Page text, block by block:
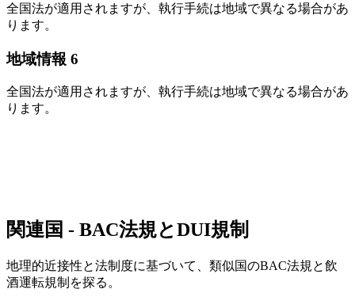
全国法が適用されますが、執行手続は地域で異なる場合があ
ります。
地域情報 6
全国法が適用されますが、執行手続は地域で異なる場合があ
ります。
関連国 - BAC法規とDUI規制
地理的近接性と法制度に基づいて、類似国のBAC法規と飲
酒運転規制を探る。